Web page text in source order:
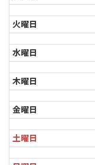
火曜日
水曜日
木曜日
金曜日
土曜日